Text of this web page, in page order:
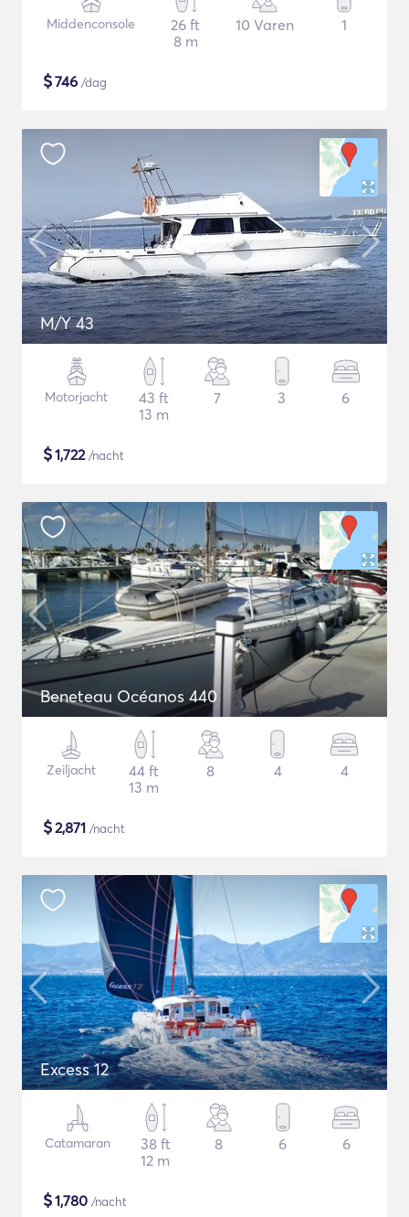
Middenconsole
26 ft
8 m
10 Varen 1
$746 /dag
M/Y 43
Motorjacht
43 ft
13 m
7 3 6
$1,722/nacht
Beneteau Océanos 440
Zeiljacht
44 ft
13 m
8 4 4
$2,871 /nacht
Excess 12
Catamaran
38 ft
12 m
8 6 6
$1,780 /nacht